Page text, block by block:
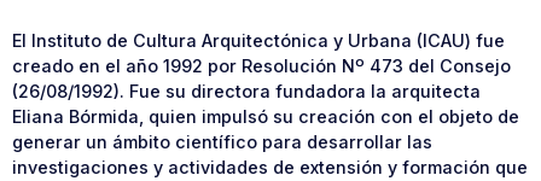
El Instituto de Cultura Arquitectónica y Urbana (ICAU) fue
creado en el año 1992 por Resolución Nº 473 del Consejo
(26/08/1992). Fue su directora fundadora la arquitecta
Eliana Bórmida, quien impulsó su creación con el objeto de
generar un ámbito científico para desarrollar las
investigaciones y actividades de extensión y formación que